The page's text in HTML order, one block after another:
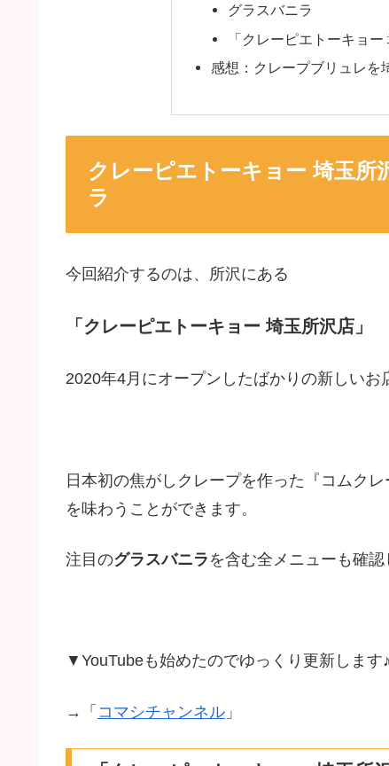
グラスバニラ
「クレーピエトーキョ
感想：クレープブリュレを
クレーピエトーキョー 埼玉
ラ
今回紹介するのは、所沢にある
「クレーピエトーキョー 埼玉所沢店」
2020年4月にオープンしたばかりの新しいお
日本初の焦がしクレープを作った『コムク
を味わうことができます。
注目のグラスバニラ を含む全メニューも確
▼YouTubeも始めたのでゆっくり更新します♪
→「 コマシチャンネル 」